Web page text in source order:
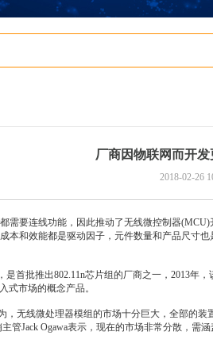
厂商因物联网而开
2018-02-26
需要连线功能，因此推动了无线微控制器
本和效能都是驱动因子，元件数量和产品尺寸
是首批推出802.11n芯片组的厂商之一，2013
式市场的概念产品。
，无线微处理器模组的市场十分巨大，全部的
管Jack Ogawa表示，现在的市场非常分散，